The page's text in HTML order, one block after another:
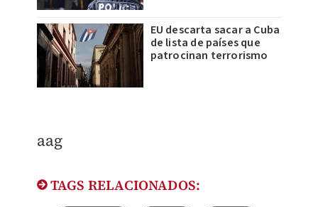
EU descarta sacar a Cuba
de lista de países que
patrocinan terrorismo
aag
TAGS RELACIONADOS: